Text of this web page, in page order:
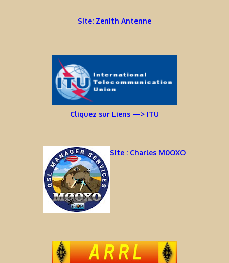
Site: Zenith Antenne
Cliquez sur Liens —> ITU
Site : Charles M0OXO